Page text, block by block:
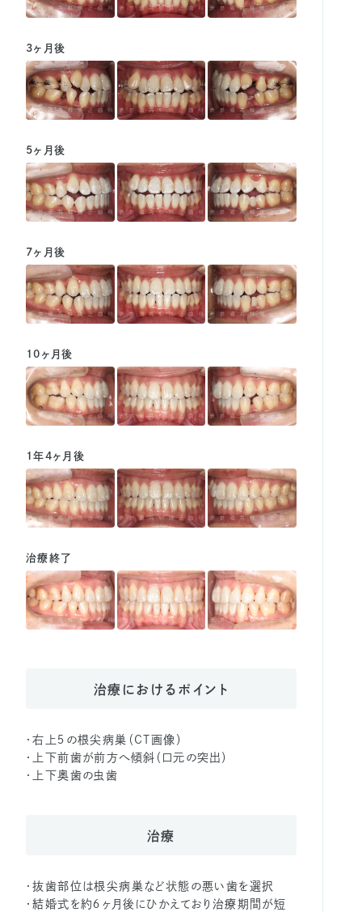
3ヶ月後
5ヶ月後
7ヶ月後
10ヶ月後
1年4ヶ月後
治療終了
治療におけるポイント
・右上５の根尖病巣（CT画像）
・上下前歯が前方へ傾斜（口元の突出）
・上下奥歯の虫歯
治療
・抜歯部位は根尖病巣など状態の悪い歯を選択
・結婚式を約６ヶ月後にひかえており治療期間が短